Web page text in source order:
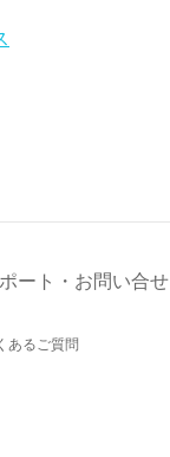
ート・お問い合せ
あるご質問